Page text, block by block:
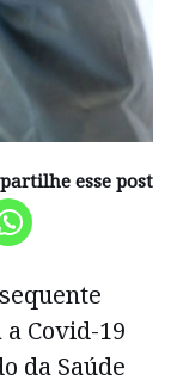
esse post
Covid-19
da Saúde